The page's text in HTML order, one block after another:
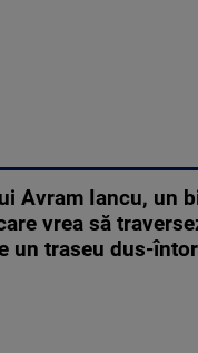
Avram Iancu, un
vrea să
un traseu dus-